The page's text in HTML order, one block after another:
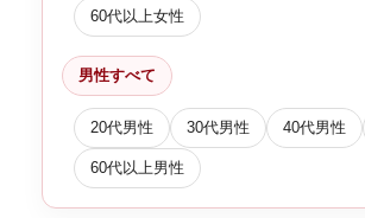
60代以上女性
男性すべて
20代男性 30代男性 40代男性
60代以上男性